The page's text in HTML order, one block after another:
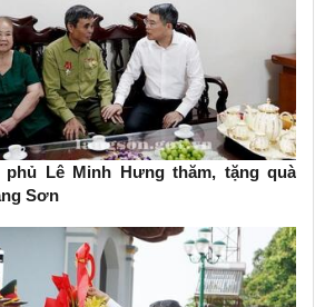
Lê Minh Hưng thăm, tặng quà
Sơn